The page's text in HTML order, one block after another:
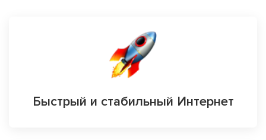
Быстрый и стабильный Интернет